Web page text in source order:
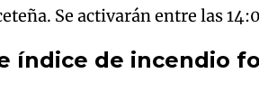
Se activarán entre las
índice de incendio